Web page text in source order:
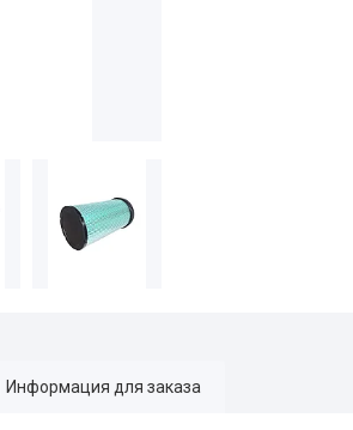
Информация для заказа